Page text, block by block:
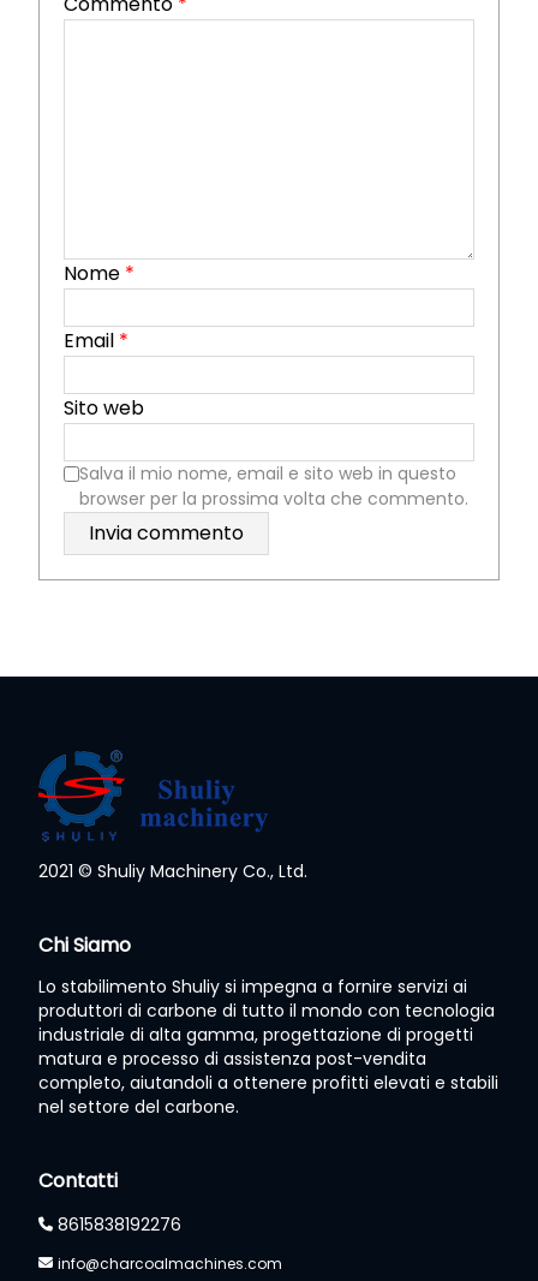
Nome *
Email *
Sito web
Salva il mio nome, email e sito web in questo
browser per la prossima volta che commento.
2021 © Shuliy Machinery Co., Ltd.
Chi Siamo
Lo stabilimento Shuliy si impegna a fornire servizi ai
produttori di carbone di tutto il mondo con tecnologia
industriale di alta gamma, progettazione di progetti
matura e processo di assistenza post-vendita
completo, aiutandoli a ottenere profitti elevati e stabili
nel settore del carbone.
Contatti
8615838192276
info@charcoalmachines.com